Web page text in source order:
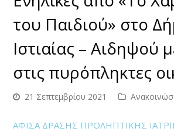
του Παιδιού» στο
Ιστιαίας – Αιδηψού
στις πυρόπληκτες
21 Σεπτεμβρίου 2021
ΑΦΙΣΑ ΔΡΑΣΗΣ ΠΡΟΛΗΠΤΙΚΗΣ